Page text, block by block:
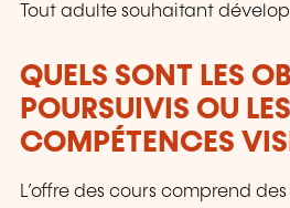
Tout adulte souhaitant
QUELS SONT LES
POURSUIVIS OU LES
COMPÉTENCES
L’offre des cours comprend